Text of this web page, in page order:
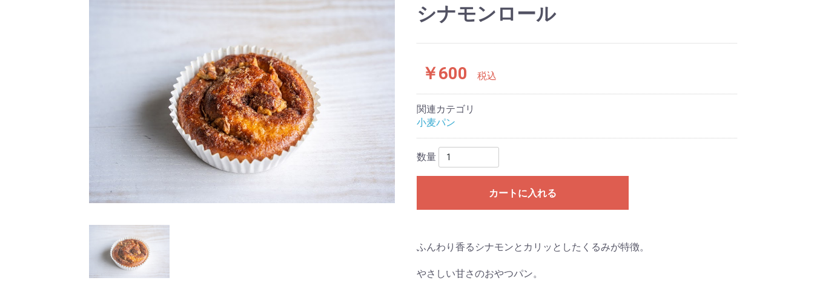
シナモンロール
￥600 税込
関連カテゴリ
小麦パン
数量
カートに入れる
ふんわり香るシナモンとカリッとしたくるみが特徴。
やさしい甘さのおやつパン。